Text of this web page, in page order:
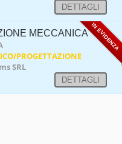
DETTAGLI
IN EVIDENZA
MECCANICA
PROGETTAZIONE
SRL
DETTAGLI